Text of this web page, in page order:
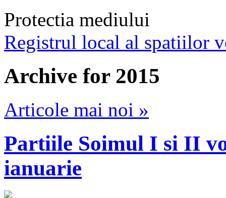
Protectia mediului
Registrul local al spatiilor
Archive for 2015
Articole mai noi »
Parti​ile ​Soimul ​I si II
ianuarie